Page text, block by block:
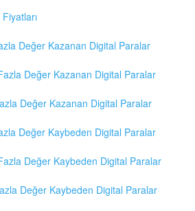
Değer Kazanan Digital Paralar
Değer Kazanan Digital Paralar
Değer Kazanan Digital Paralar
Değer Kaybeden Digital Paralar
Değer Kaybeden Digital Paralar
Değer Kaybeden Digital Paralar